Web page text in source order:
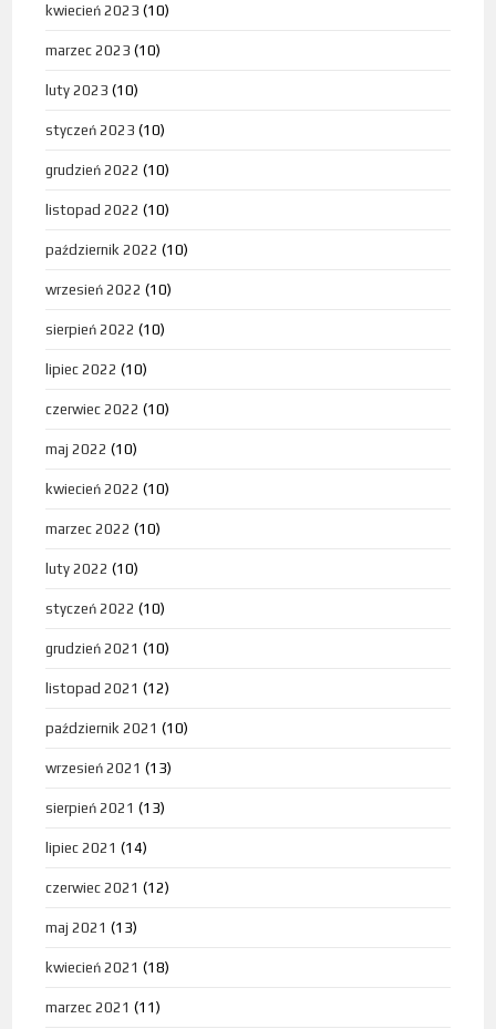
kwiecień 2023 (10)
marzec 2023 (10)
luty 2023 (10)
styczeń 2023 (10)
grudzień 2022 (10)
listopad 2022 (10)
październik 2022 (10)
wrzesień 2022 (10)
sierpień 2022 (10)
lipiec 2022 (10)
czerwiec 2022 (10)
maj 2022 (10)
kwiecień 2022 (10)
marzec 2022 (10)
luty 2022 (10)
styczeń 2022 (10)
grudzień 2021 (10)
listopad 2021 (12)
październik 2021 (10)
wrzesień 2021 (13)
sierpień 2021 (13)
lipiec 2021 (14)
czerwiec 2021 (12)
maj 2021 (13)
kwiecień 2021 (18)
marzec 2021 (11)